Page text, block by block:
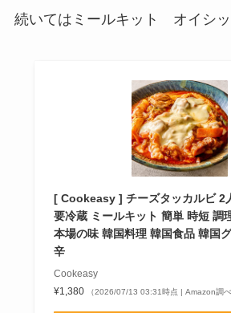
続いてはミールキット オイシッ
[ Cookeasy ] チーズタッカルビ 2
要冷蔵 ミールキット 簡単 時短 調
本場の味 韓国料理 韓国食品 韓国
辛
Cookeasy
¥1,380
（2026/07/13 03:31時点 | Amazon調べ